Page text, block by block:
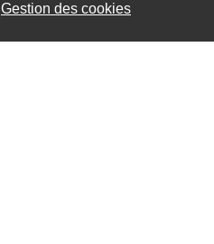
Gestion des cookies